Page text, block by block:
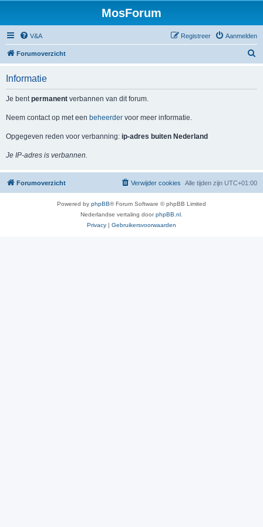
MosForum
V&A Aanmelden
Registreer
Forumoverzicht
Informatie
Je bentpermanent verbannen van dit forum.
Neem contact op met een beheerder voor meer informatie.
Opgegeven reden voor verbanning: ip-adres buiten Nederland
Je IP-adres is verbannen.
Forumoverzicht Alle tijden zijn UTC+01:00
Verwijder cookies
Powered by phpBB® Forum Software © phpBB Limited
Nederlandse vertaling doorphpBB.nl
Privacy | Gebruikersvoorwaarden